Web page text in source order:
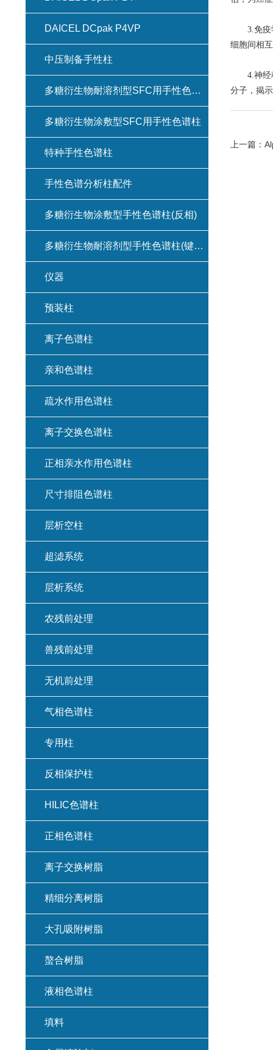
3.免疫学
细胞间相
4.神经科
分子，揭
上一篇：
DAICEL DCpak P4VP
中压制备手性柱
多糖衍生物耐溶剂型SFC用手性色谱柱(键合型手性色谱柱)
多糖衍生物涂敷型SFC用手性色谱柱
特种手性色谱柱
手性色谱分析柱配件
多糖衍生物涂敷型手性色谱柱(反相)
多糖衍生物耐溶剂型手性色谱柱(键合型手性色谱柱)
仪器
预装柱
离子色谱柱
亲和色谱柱
疏水作用色谱柱
离子交换色谱柱
正相亲水作用色谱柱
尺寸排阻色谱柱
层析空柱
超滤系统
层析系统
农残前处理
兽残前处理
无机前处理
气相色谱柱
专用柱
反相保护柱
HILIC色谱柱
正相色谱柱
离子交换树脂
精细分离树脂
大孔吸附树脂
螯合树脂
液相色谱柱
填料